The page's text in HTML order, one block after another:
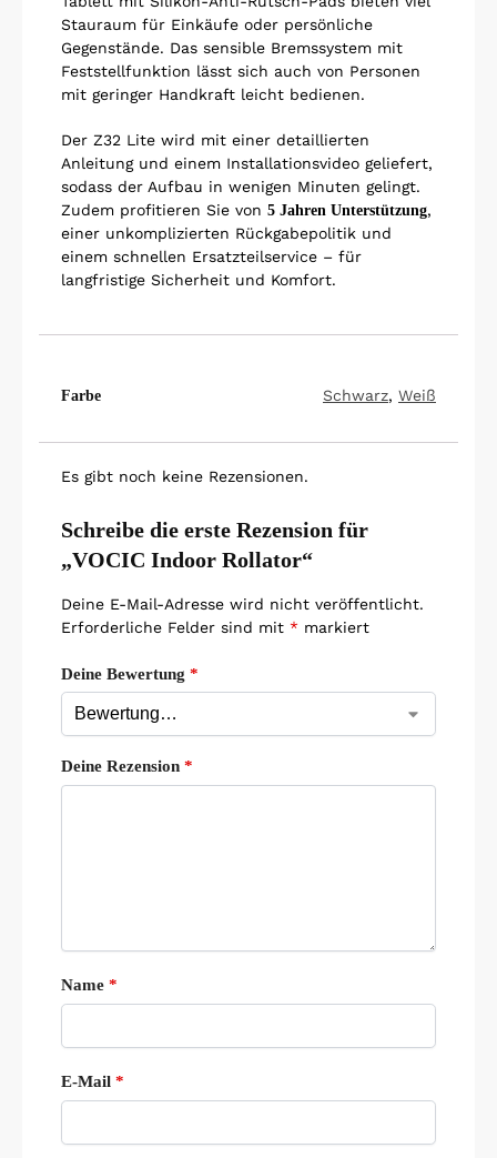
Stauraum für Einkäufe oder persönliche
Gegenstände. Das sensible Bremssystem mit
Feststellfunktion lässt sich auch von Personen
mit geringer Handkraft leicht bedienen.
Der Z32 Lite wird mit einer detaillierten
Anleitung und einem Installationsvideo geliefert,
sodass der Aufbau in wenigen Minuten gelingt.
Zudem profitieren Sie von 5 Jahren Unterstützung,
einer unkomplizierten Rückgabepolitik und
einem schnellen Ersatzteilservice – für
langfristige Sicherheit und Komfort.
Farbe Schwarz, Weiß
Es gibt noch keine Rezensionen.
Schreibe die erste Rezension für
„VOCIC Indoor Rollator“
Deine E-Mail-Adresse wird nicht veröffentlicht.
Erforderliche Felder sind mit * markiert
Deine Bewertung *
Deine Rezension *
Name *
E-Mail *